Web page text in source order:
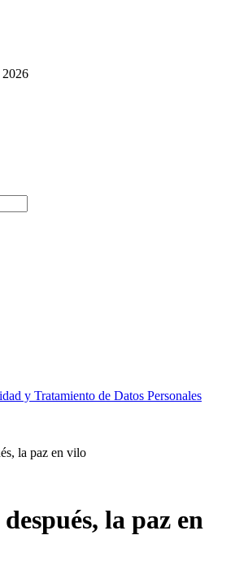
2026
y Tratamiento de Datos Personales
la paz en vilo
la paz en